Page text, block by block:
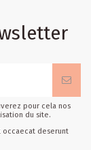
pour cela nos
du site.
occaecat deserunt